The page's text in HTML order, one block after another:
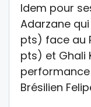
Idem pour
Adarzane
pts) face au
pts) et Ghali
Brésilien